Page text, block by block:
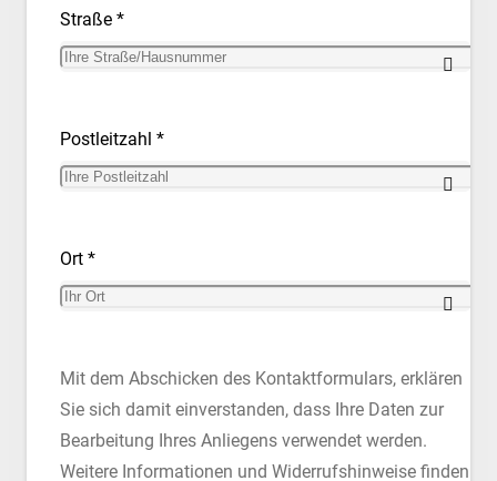
Straße *
Postleitzahl *
Ort *
Mit dem Abschicken des Kontaktformulars, erklären
Sie sich damit einverstanden, dass Ihre Daten zur
Bearbeitung Ihres Anliegens verwendet werden.
Weitere Informationen und Widerrufshinweise finden